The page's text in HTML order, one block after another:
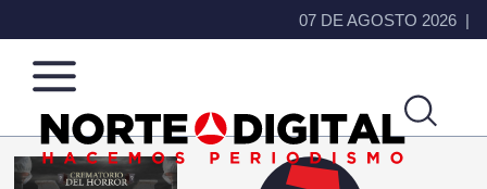
07 DE AGOSTO 2026